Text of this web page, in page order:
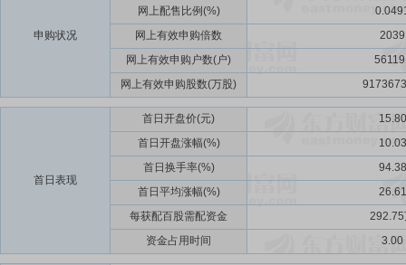
申购状况
网上配售比例(%)
网上有效申购倍数
2039
网上有效申购户数(户)
网上有效申购股数(万股)
首日表现
首日开盘价(元)
15.80
首日开盘涨幅(%)
10.03
首日换手率(%)
94.38
首日平均涨幅(%)
26.61
每获配百股需配资金
292.75
资金占用时间
3.00